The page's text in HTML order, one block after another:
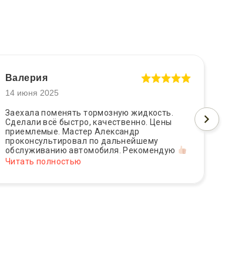
Валерия
14 июня 2025
Заехала поменять тормозную жидкость.
Сделали всё быстро, качественно. Цены
приемлемые. Мастер Александр
проконсультировал по дальнейшему
обслуживанию автомобиля. Рекомендую
Читать полностью